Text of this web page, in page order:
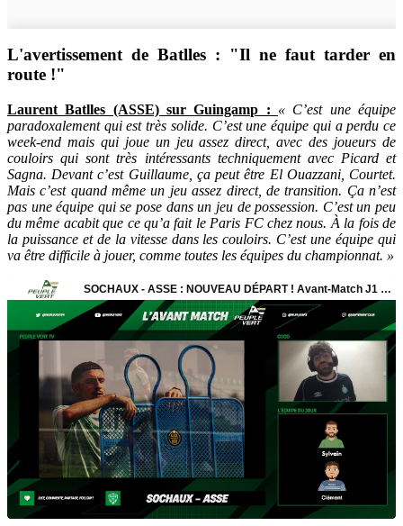
L'avertissement de Batlles : "Il ne faut tarder en
route !"
Laurent Batlles (ASSE) sur Guingamp : « C’est une équipe
paradoxalement qui est très solide. C’est une équipe qui a perdu ce
week-end mais qui joue un jeu assez direct, avec des joueurs de
couloirs qui sont très intéressants techniquement avec Picard et
Sagna. Devant c’est Guillaume, ça peut être El Ouazzani, Courtet.
Mais c’est quand même un jeu assez direct, de transition. Ça n’est
pas une équipe qui se pose dans un jeu de possession. C’est un peu
du même acabit que ce qu’a fait le Paris FC chez nous. À la fois de
la puissance et de la vitesse dans les couloirs. C’est une équipe qui
va être difficile à jouer, comme toutes les équipes du championnat. »